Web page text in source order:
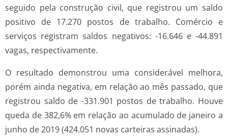
seguido pela construção civil, que registrou um saldo
positivo de 17.270 postos de trabalho. Comércio e
serviços registram saldos negativos: -16.646 e -44.891
vagas, respectivamente.
O resultado demonstrou uma considerável melhora,
porém ainda negativa, em relação ao mês passado, que
registrou saldo de -331.901 postos de trabalho. Houve
queda de 382,6% em relação ao acumulado de janeiro a
junho de 2019 (424.051 novas carteiras assinadas).